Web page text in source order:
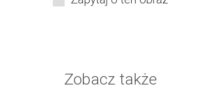
Zobacz także